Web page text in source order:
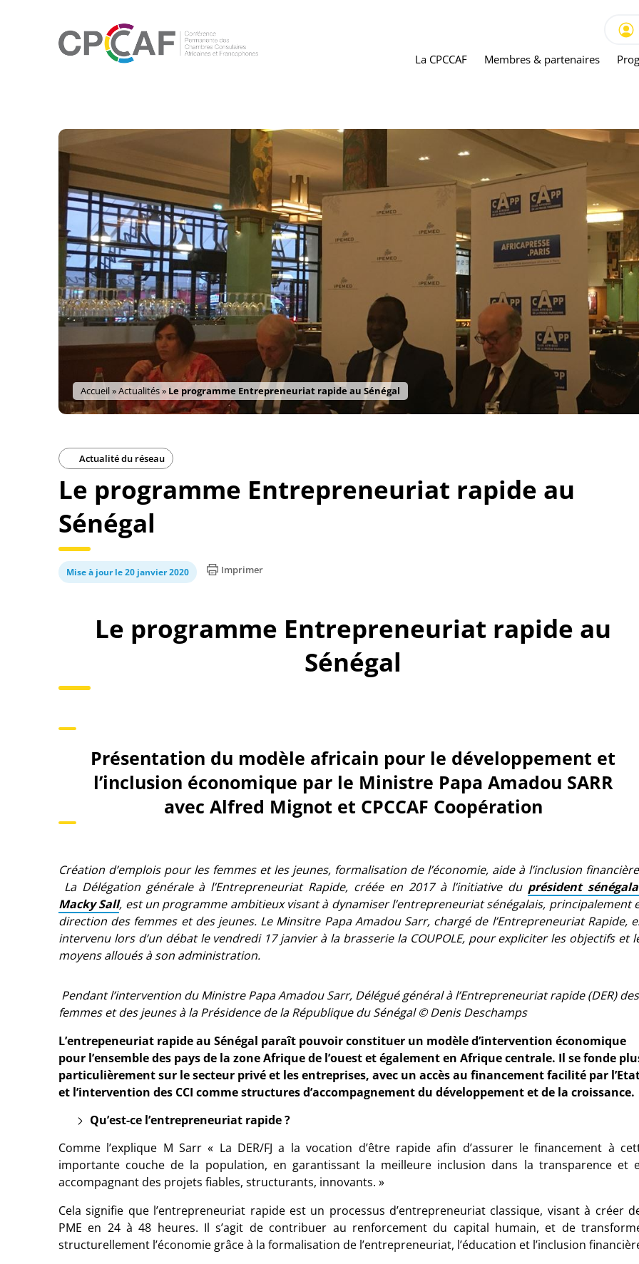
La CPCCAF Membres & partenaires
Accueil»Actualités» Le programme Entrepreneuriat rapide au Sénégal
Actualité du réseau
Le programme Entrepreneuriat rapide au
Sénégal
Mise à jour le 20 janvier 2020 Imprimer
Le programme Entrepreneuriat rapide au
Sénégal
Présentation du modèle africain pour le développement et
l’inclusion économique par le Ministre Papa Amadou SARR
avec Alfred Mignot et CPCCAF Coopération
Création d’emplois pour les femmes et les jeunes, formalisation de l’économie, aide à l’inclusion
La Délégation générale à l’Entrepreneuriat Rapide, créée en 2017 à l’initiative du président
Macky Sall, est un programme ambitieux visant à dynamiser l’entrepreneuriat sénégalais, principalement
direction des femmes et des jeunes. Le Minsitre Papa Amadou Sarr, chargé de l’Entrepreneuriat Rapide,
intervenu lors d’un débat le vendredi 17 janvier à la brasserie la COUPOLE, pour expliciter les objectifs et
moyens alloués à son administration.
Pendant l’intervention du Ministre Papa Amadou Sarr, Délégué général à l’Entrepreneuriat rapide (DER) des
femmes et des jeunes à la Présidence de la République du Sénégal© Denis Deschamps
L’entrepeneuriat rapide au Sénégal paraît pouvoir constituer un modèle d’intervention économique
pour l’ensemble des pays de la zone Afrique de l’ouest et également en Afrique centrale. Il se fonde
particulièrement sur le secteur privé et les entreprises, avec un accès au financement facilité par
et l’intervention des CCI comme structures d’accompagnement du développement et de la croissance.
Qu’est-ce l’entrepreneuriat rapide ?
Comme l’explique M Sarr « La DER/FJ a la vocation d’être rapide afin d’assurer le financement à
importante couche de la population, en garantissant la meilleure inclusion dans la transparence et
accompagnant des projets fiables, structurants, innovants. »
Cela signifie que l’entrepreneuriat rapide est un processus d’entrepreneuriat classique, visant à créer
PME en 24 à 48 heures. Il s’agit de contribuer au renforcement du capital humain, et de
structurellement l’économie grâce à la formalisation de l’entrepreneuriat, l’éducation et l’inclusion